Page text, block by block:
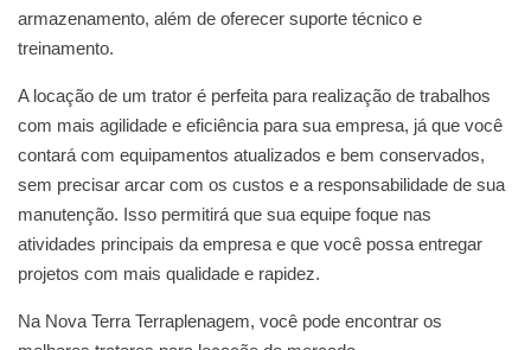
armazenamento, além de oferecer suporte técnico e
treinamento.
A locação de um trator é perfeita para realização de trabalhos
com mais agilidade e eficiência para sua empresa, já que você
contará com equipamentos atualizados e bem conservados,
sem precisar arcar com os custos e a responsabilidade de sua
manutenção. Isso permitirá que sua equipe foque nas
atividades principais da empresa e que você possa entregar
projetos com mais qualidade e rapidez.
Na Nova Terra Terraplenagem, você pode encontrar os